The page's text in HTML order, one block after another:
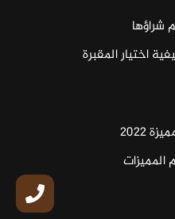
شراؤها
محافظة القاهرة 2025 وكيفية اختيار المقبرة
2022
الجيزة 2022 وأهم المميزات